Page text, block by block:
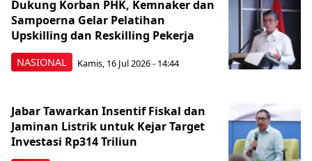
NASIONAL
Dukung Korban PHK, Kemnaker dan
Sampoerna Gelar Pelatihan
Upskilling dan Reskilling Pekerja
Kamis, 16 Jul 2026 - 14:44
Jabar Tawarkan Insentif Fiskal dan
Jaminan Listrik untuk Kejar Target
Investasi Rp314 Triliun